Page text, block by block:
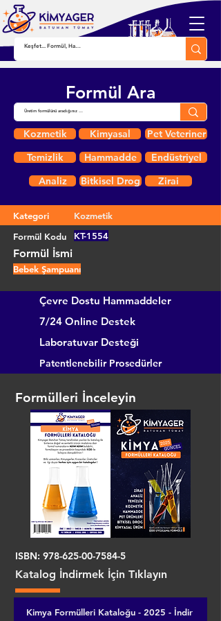
Formül Ara
Kozmetik Kimyasal
Pet Veteriner
Temizlik
Hammadde
Endüstriyel
Analiz
Bitkisel Drog Zirai
Kategori
Kozmetik
Formül Kodu
KT-1554
Formül İsmi
Bebek Şampuanı
Çevre Dostu Hammaddeler
7/24 Online Destek
Laboratuvar Desteği
Patentlenebilir Prosedürler
Formülleri İnceleyin
ISBN: 978-625-00-7584-5
Katalog İndirmek İçin Tıklayın
Kimya Formülleri Kataloğu - 2025 - İndir